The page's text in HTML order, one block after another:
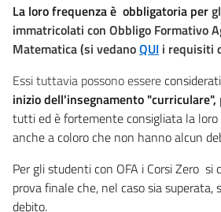
La loro frequenza è obbligatoria per
immatricolati con Obbligo Formativo
Matematica (si vedanoQUI i requisiti
Essi tuttavia possono essere
inizio dell'insegnamento "curriculare",
tutti ed è fortemente consigliata la loro
anche a coloro che non hanno alcun
Per gli studenti con OFA i Corsi Zero si
prova finale che, nel caso sia superata,
debito.